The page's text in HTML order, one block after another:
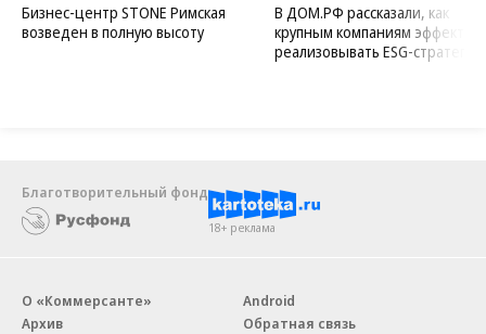
Бизнес-центр STONE Римская
возведен в полную высоту
В ДОМ.РФ рассказали, как
крупным компаниям
реализовывать ESG-стратегию
Благотворительный фонд
18+ реклама
О «Коммерсанте»
Архив
Android
Обратная связь